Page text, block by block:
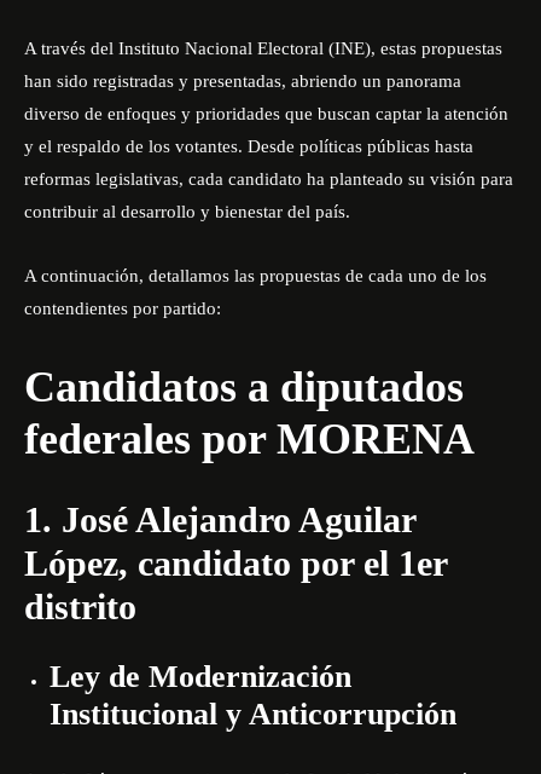
A través del Instituto Nacional Electoral (INE), estas propuestas
han sido registradas y presentadas, abriendo un panorama
diverso de enfoques y prioridades que buscan captar la atención
y el respaldo de los votantes. Desde políticas públicas hasta
reformas legislativas, cada candidato ha planteado su visión para
contribuir al desarrollo y bienestar del país.
A continuación, detallamos las propuestas de cada uno de los
contendientes por partido:
Candidatos a diputados
federales por MORENA
1. José Alejandro Aguilar
López, candidato por el 1er
distrito
Ley de Modernización
Institucional y Anticorrupción